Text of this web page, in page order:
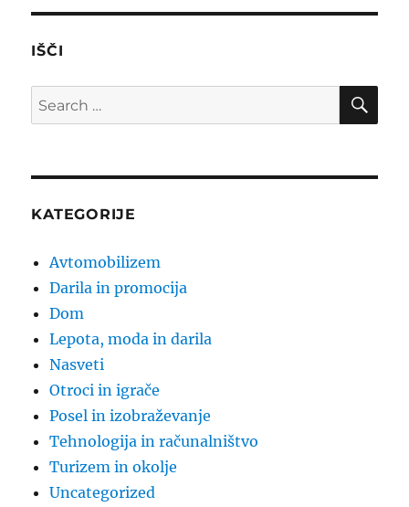
IŠČI
Search
for:
KATEGORIJE
Avtomobilizem
Darila in promocija
Dom
Lepota, moda in darila
Nasveti
Otroci in igrače
Posel in izobraževanje
Tehnologija in računalništvo
Turizem in okolje
Uncategorized